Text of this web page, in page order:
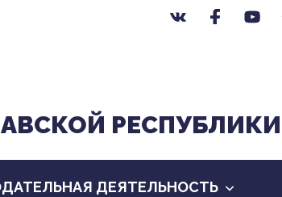
РЕСПУБЛИКИ
ДЕЯТЕЛЬНОСТЬ